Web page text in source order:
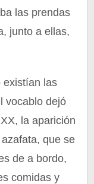
las prendas
junto a ellas,
existían las
vocablo dejó
la aparición
que se
de a bordo,
comidas y